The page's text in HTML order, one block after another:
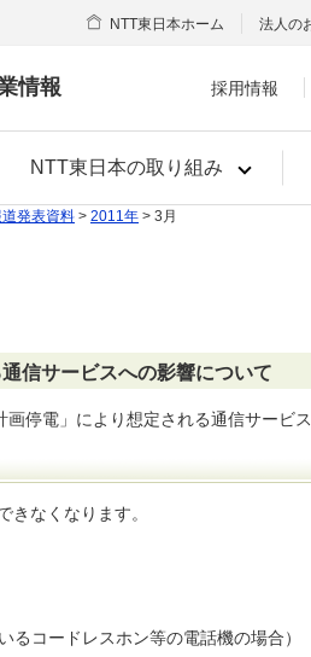
情報
NTT東日本の取り組み
NTT東日本ホーム 法人の
採用情報
発表資料 > 2011年 > 3月
信サービスへの影響について
停電」により想定される通信サービ
きなくなります。
るコードレスホン等の電話機の場合）